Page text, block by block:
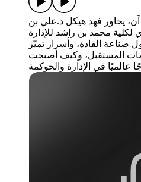
يحاور فهد هيكل د.علي بن
لكلية محمد بن راشد للإدارة
القادة، وأسرار تميّز
المستقبل، وكيف أصبحت